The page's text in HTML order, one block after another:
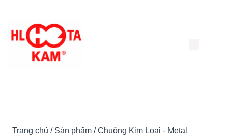
đến
Trang chủ / Sản phẩm /Chuông Kim Loại - Metal